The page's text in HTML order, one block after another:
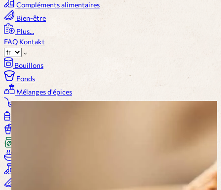
Compléments alimentaires
Bien-être
Plus...
FAQ Kontakt
Bouillons
Fonds
Mélanges d'épices